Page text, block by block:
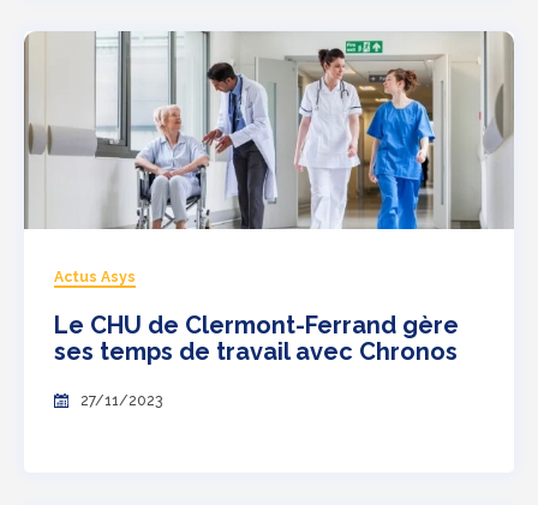
Actus Asys
Le CHU de Clermont-Ferrand gère
ses temps de travail avec Chronos
27/11/2023